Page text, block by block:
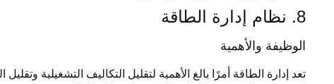
8. نظام إدارة الطاقة
الوظيفة والأهمية
تعد إدارة الطاقة أمرًا بالغ الأهمية لتقليل التكاليف التشغيلية